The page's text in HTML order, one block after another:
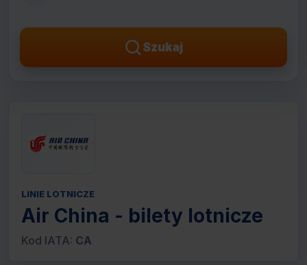
Szukaj
LINIE LOTNICZE
Air China - bilety lotnicze
Kod IATA: CA